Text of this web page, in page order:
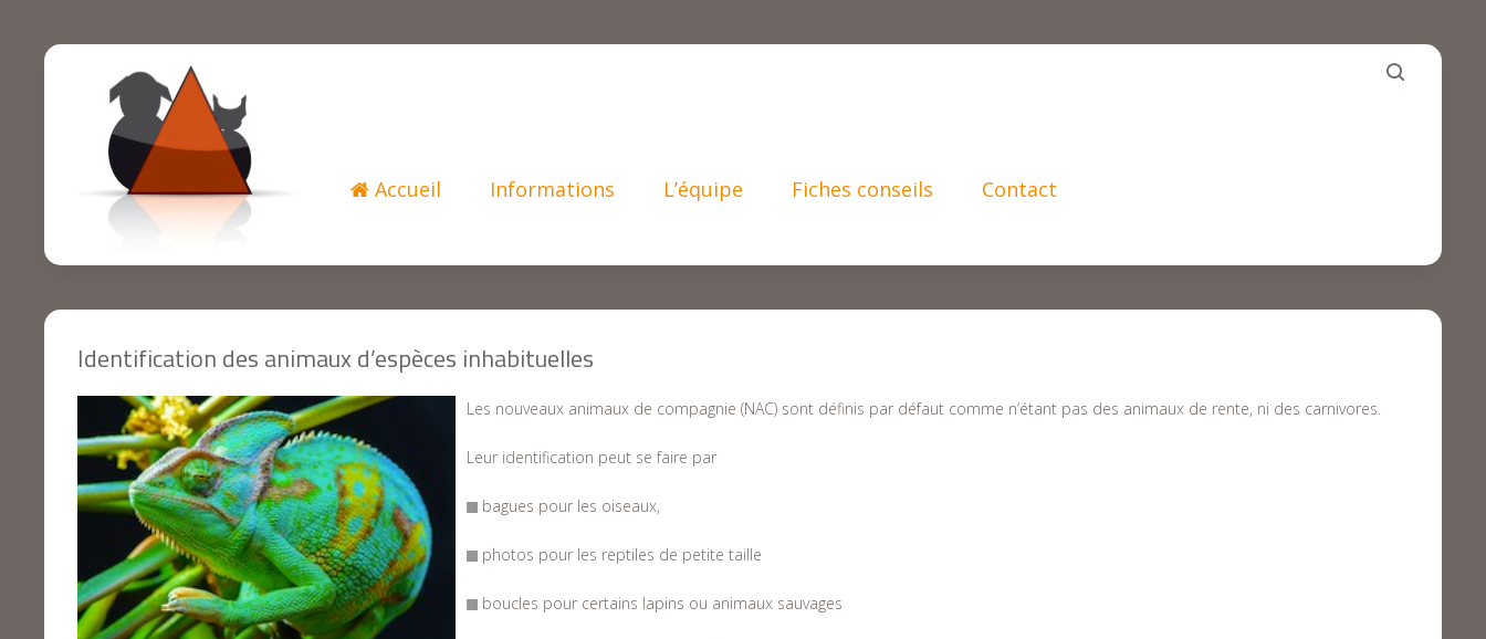
Accueil Informations L’équipe Fiches conseils Contact
Identification des animaux d’espèces inhabituelles
Les nouveaux animaux de compagnie (NAC) sont définis par défaut comme n’étant pas des animaux de rente, ni des carnivores.
Leur identification peut se faire par
bagues pour les oiseaux,
photos pour les reptiles de petite taille
boucles pour certains lapins ou animaux sauvages